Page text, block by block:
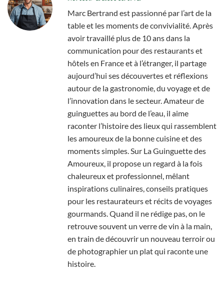
Marc Bertrand est passionné par l’art de la
table et les moments de convivialité. Après
avoir travaillé plus de 10 ans dans la
communication pour des restaurants et
hôtels en France et à l’étranger, il partage
aujourd’hui ses découvertes et réflexions
autour de la gastronomie, du voyage et de
l’innovation dans le secteur. Amateur de
guinguettes au bord de l’eau, il aime
raconter l’histoire des lieux qui rassemblent
les amoureux de la bonne cuisine et des
moments simples. Sur La Guinguette des
Amoureux, il propose un regard à la fois
chaleureux et professionnel, mêlant
inspirations culinaires, conseils pratiques
pour les restaurateurs et récits de voyages
gourmands. Quand il ne rédige pas, on le
retrouve souvent un verre de vin à la main,
en train de découvrir un nouveau terroir ou
de photographier un plat qui raconte une
histoire.